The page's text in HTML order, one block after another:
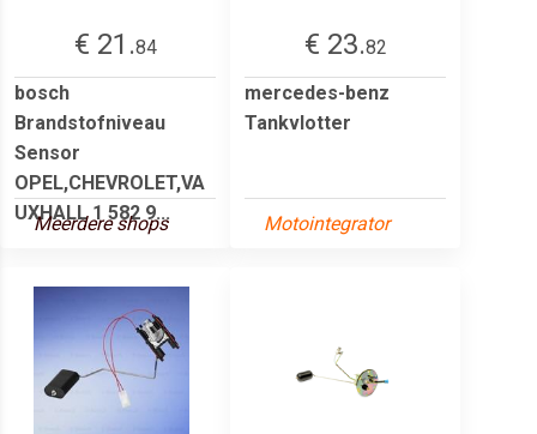
€ 21.84
bosch
Brandstofniveau
Sensor
OPEL,CHEVROLET,VA
UXHALL 1 582 9...
Meerdere shops
€ 23.82
mercedes-benz
Tankvlotter
Motointegrator